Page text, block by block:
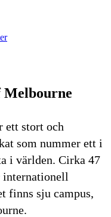
ett stort och
som nummer ett i
i världen. Cirka 47
internationell
finns sju campus,